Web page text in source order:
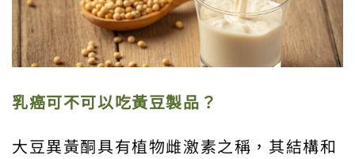
乳癌可不可以吃黃豆製品？
大豆異黃酮具有植物雌激素之稱，其結構和